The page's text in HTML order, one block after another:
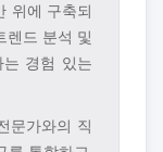
위에 구축되
렌드 분석 및
경험 있는
문가와의 직